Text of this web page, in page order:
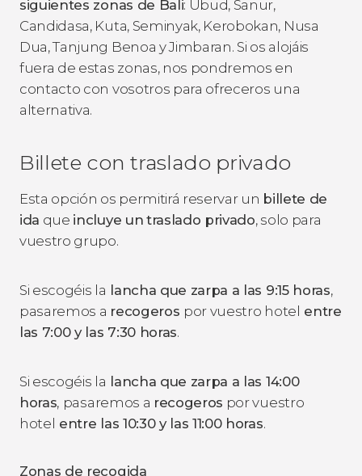
siguientes zonas de Bali: Ubud, Sanur,
Candidasa, Kuta, Seminyak, Kerobokan, Nusa
Dua, Tanjung Benoa y Jimbaran. Si os alojáis
fuera de estas zonas, nos pondremos en
contacto con vosotros para ofreceros una
alternativa.
Billete con traslado privado
Esta opción os permitirá reservar un billete de
ida que incluye un traslado privado, solo para
vuestro grupo.
Si escogéis la lancha que zarpa a las 9:15 horas,
pasaremos a recogeros por vuestro hotel entre
las 7:00 y las 7:30 horas.
Si escogéis la lancha que zarpa a las 14:00
horas, pasaremos a recogeros por vuestro
hotel entre las 10:30 y las 11:00 horas.
Zonas de recogida